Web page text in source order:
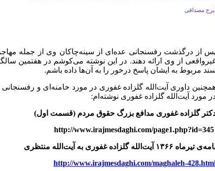
ایرج مصداقی
پس از درگذشت رفسنجانی عده‌ای از سینه‌چاکان وی از جمله
از وی ارائه دهند. در این نوشته می‌کوشم در هفتمین
سند مربوط به ایشان پاسخ درخور را به آن‌ها داده باشم.
داوری آیت‌الله گلزاده غفوری در مورد خامنه‌ای و
مورد آیت‌الله گلزاده غفوری نوشته‌ام:‌
گلزاده غفوری مدافع بزرگ حقوق مردم (قسمت اول)
http://www.irajmesdaghi.com/page1.php?id=345
تیرماه ۱۳۶۶ آیت‌الله گلزاده غفوری به ‌آیت‌الله منتظری
http://www.irajmesdaghi.com/maghaleh-